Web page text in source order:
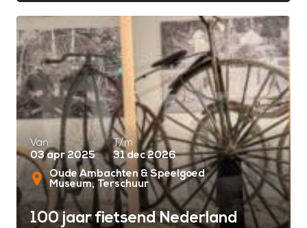
Van
03 apr 2025
T/m
31 dec 2026
Oude Ambachten & Speelgoed
Museum Terschuur
100 jaar fietsend Nederland